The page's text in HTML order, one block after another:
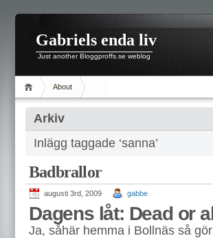
Gabriels enda liv
Just another Bloggproffs.se weblog
About
Arkiv
Inlägg taggade ‘sanna’
Badbrallor
augusti 3rd, 2009 gabbe
Dagens låt: Dead or
Ja, såhär hemma i Bollnäs så